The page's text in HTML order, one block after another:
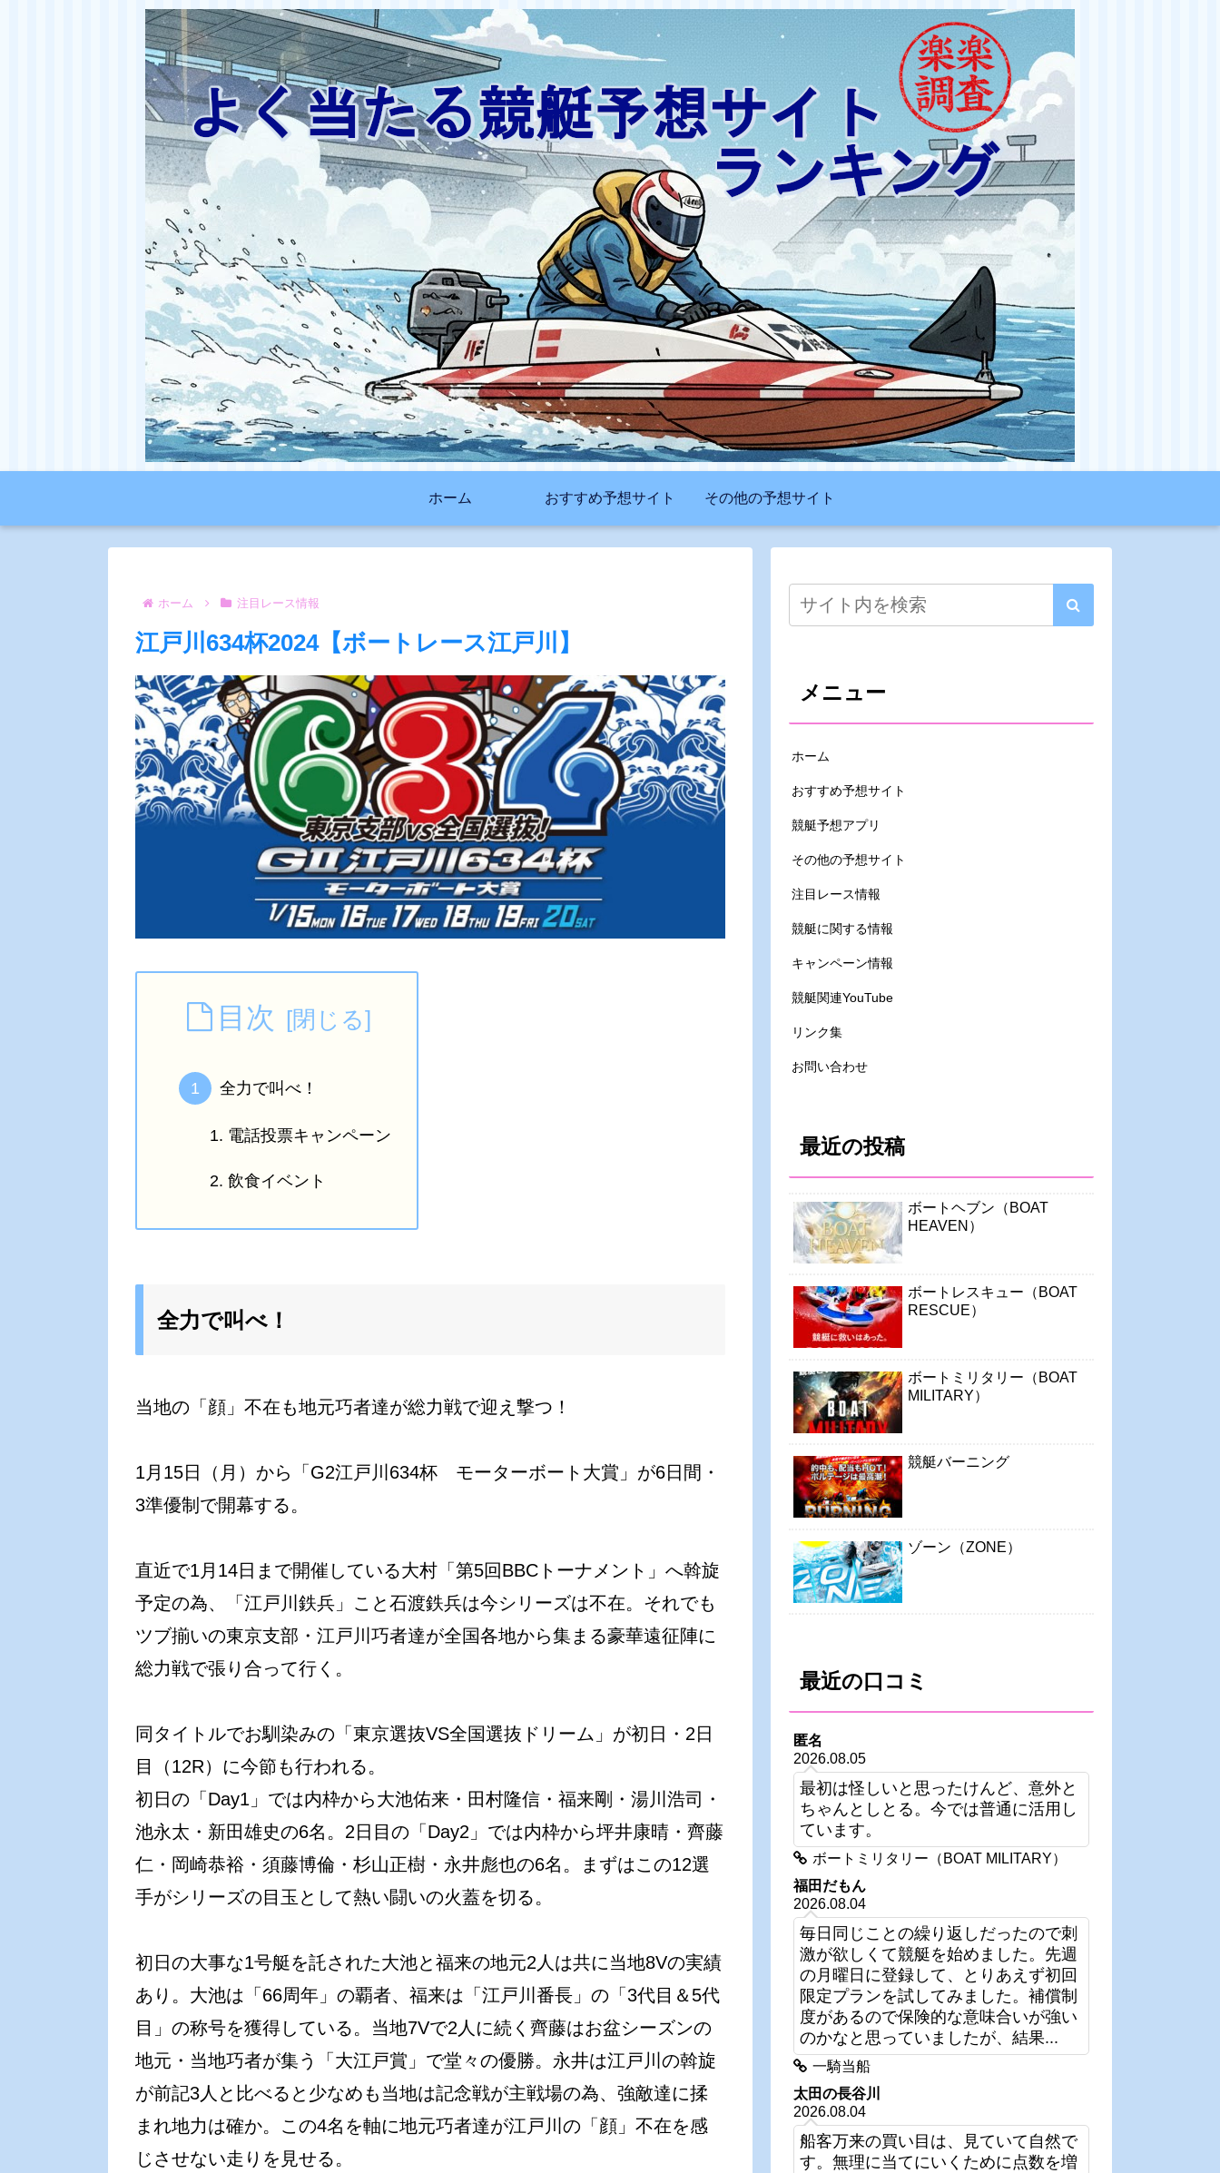
ホーム おすすめ予想サイト その他の予想サイト
ホーム 注目レース情報
江戸川634杯2024【ボートレース江戸川】
目次
全力で叫べ！
電話投票キャンペーン
飲食イベント
全力で叫べ！
当地の「顔」不在も地元巧者達が総力戦で迎え撃つ！
1月15日（月）から「G2江戸川634杯 モーターボート大賞」が6日間・
3準優制で開幕する。
直近で1月14日まで開催している大村「第5回BBCトーナメント」へ斡旋
予定の為、「江戸川鉄兵」こと石渡鉄兵は今シリーズは不在。それでも
ツブ揃いの東京支部・江戸川巧者達が全国各地から集まる豪華遠征陣に
総力戦で張り合って行く。
同タイトルでお馴染みの「東京選抜VS全国選抜ドリーム」が初日・2日
目（12R）に今節も行われる。
初日の「Day1」では内枠から大池佑来・田村隆信・福来剛・湯川浩司・
池永太・新田雄史の6名。2日目の「Day2」では内枠から坪井康晴・齊藤
仁・岡崎恭裕・須藤博倫・杉山正樹・永井彪也の6名。まずはこの12選
手がシリーズの目玉として熱い闘いの火蓋を切る。
初日の大事な1号艇を託された大池と福来の地元2人は共に当地8Vの実績
あり。大池は「66周年」の覇者、福来は「江戸川番長」の「3代目＆5代
目」の称号を獲得している。当地7Vで2人に続く齊藤はお盆シーズンの
地元・当地巧者が集う「大江戸賞」で堂々の優勝。永井は江戸川の斡旋
が前記3人と比べると少なめも当地は記念戦が主戦場の為、強敵達に揉
まれ地力は確か。この4名を軸に地元巧者達が江戸川の「顔」不在を感
じさせない走りを見せる。
メニュー
ホーム
おすすめ予想サイト
競艇予想アプリ
その他の予想サイト
注目レース情報
競艇に関する情報
キャンペーン情報
競艇関連YouTube
リンク集
お問い合わせ
最近の投稿
ボートヘブン（BOAT
HEAVEN）
ボートレスキュー（BOAT
RESCUE）
ボートミリタリー（BOAT
MILITARY）
競艇バーニング
ゾーン（ZONE）
最近の口コミ
匿名
2026.08.05
最初は怪しいと思ったけんど、意外と
ちゃんとしとる。今では普通に活用し
ています。
ボートミリタリー（BOAT MILITARY）
福田だもん
2026.08.04
毎日同じことの繰り返しだったので刺
激が欲しくて競艇を始めました。先週
の月曜日に登録して、とりあえず初回
限定プランを試してみました。補償制
度があるので保険的な意味合いが強い
のかなと思っていましたが、結果...
一騎当船
太田の長谷川
2026.08.04
船客万来の買い目は、見ていて自然で
す。無理に当てにいくために点数を増